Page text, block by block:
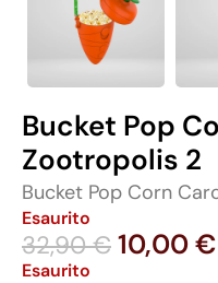
Bucket Pop
Zootropolis 2
Bucket Pop Corn
Esaurito
32,90€ 10,00€
Esaurito